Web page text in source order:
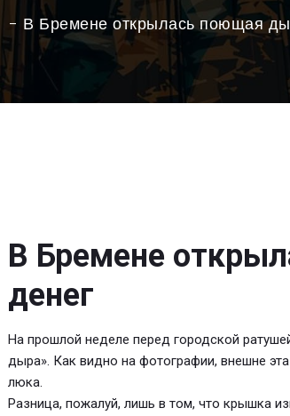
В Бремене открылась поющая
В Бремене
денег
На прошлой неделе перед городской
дыра». Как видно на фотографии, внешне
люка.
Разница, пожалуй, лишь в том, что крышка